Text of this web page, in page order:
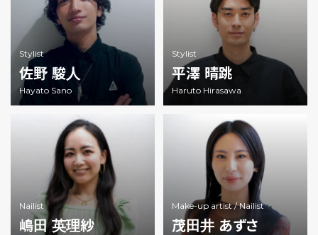
Stylist
佐野 駿人
Hayato Sano
Stylist
平澤 晴跳
Haruto Hirasawa
Nailist
嶋田 英理紗
Make-up artist /Nailist
茂田井 あずさ